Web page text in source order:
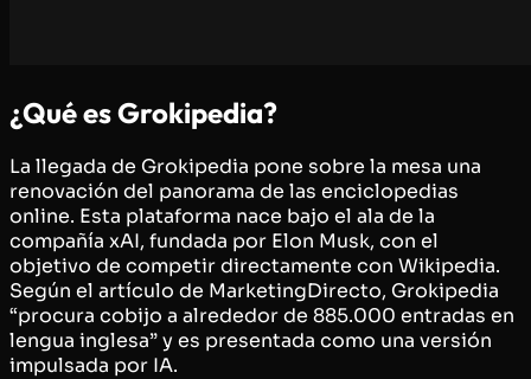
¿Qué es Grokipedia?
La llegada de Grokipedia pone sobre la mesa una
renovación del panorama de las enciclopedias
online. Esta plataforma nace bajo el ala de la
compañía xAI, fundada por Elon Musk, con el
objetivo de competir directamente con Wikipedia.
Según el artículo de MarketingDirecto, Grokipedia
“procura cobijo a alrededor de 885.000 entradas en
lengua inglesa” y es presentada como una versión
impulsada por IA.